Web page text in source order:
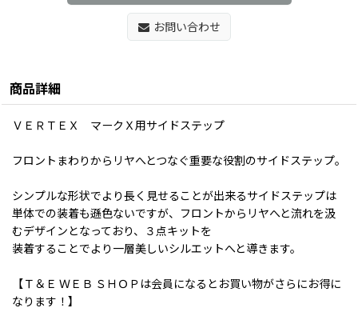
お問い合わせ
商品詳細
ＶＥＲＴＥＸ マークＸ用サイドステップ
フロントまわりからリヤへとつなぐ重要な役割のサイドステップ。
シンプルな形状でより長く見せることが出来るサイドステップは
単体での装着も遜色ないですが、フロントからリヤへと流れを汲
むデザインとなっており、３点キットを
装着することでより一層美しいシルエットへと導きます。
【Ｔ＆Ｅ ＷＥＢ ＳＨＯＰは会員になるとお買い物がさらにお得に
なります！】